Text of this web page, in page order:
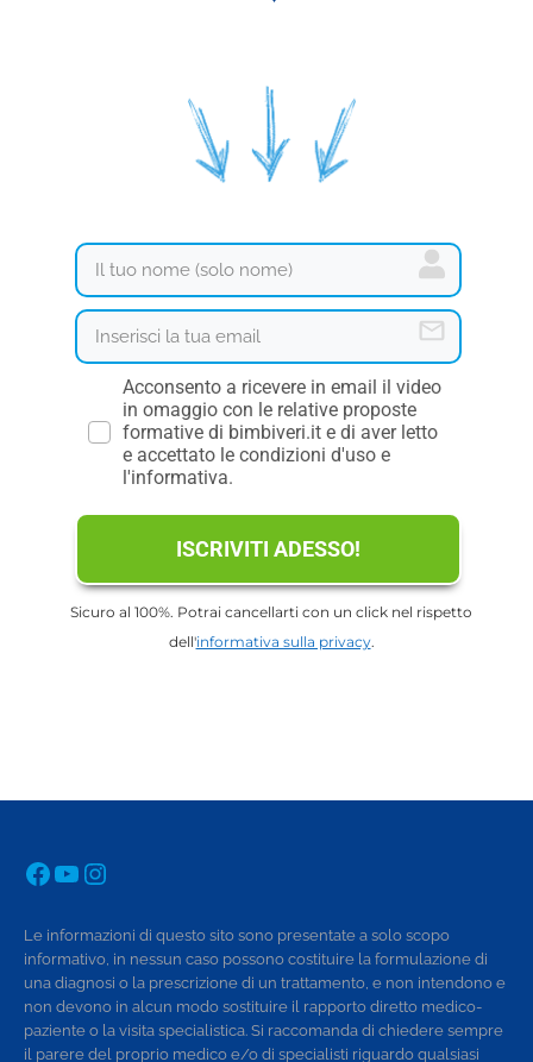
Acconsento a ricevere in email il video
in omaggio con le relative proposte
formative di bimbiveri.it e di aver letto
e accettato le condizioni d'uso e
l'informativa.
ISCRIVITI ADESSO!
Sicuro al 100%. Potrai cancellarti con un click nel rispetto
dell'informativa sulla privacy.
Facebook
YouTube
Instagram
Le informazioni di questo sito sono presentate a solo scopo
informativo, in nessun caso possono costituire la formulazione di
una diagnosi o la prescrizione di un trattamento, e non intendono e
non devono in alcun modo sostituire il rapporto diretto medico-
paziente o la visita specialistica. Si raccomanda di chiedere sempre
il parere del proprio medico e/o di specialisti riguardo qualsiasi